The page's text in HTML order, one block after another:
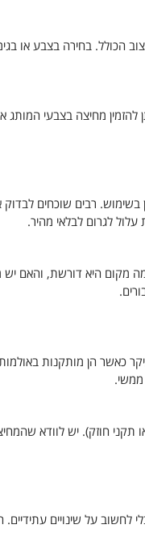
הכולל. בחירה בצבע או
להזמין מחיצה בצבעי
בשימוש. רבים שוכחים
לגרום לבלאי מהיר.
היא דורשת, והאם יש
כאשר הן מותקנות
ממשי.
תקני חוזק). יש לוודא
לחשוב על שינויים